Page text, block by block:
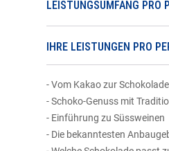
LEISTUNGSUMFANG PRO
IHRE LEISTUNGEN PRO
- Vom Kakao zur Schokolade
- Schoko-Genuss mit
- Einführung zu Süssweinen
- Die bekanntesten